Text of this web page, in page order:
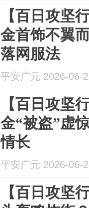
【百日攻坚
金首饰不翼
落网服法
平安广元 2026-06-
【百日攻坚
金“被盗”虚
情长
平安广元 2026-06-
【百日攻坚